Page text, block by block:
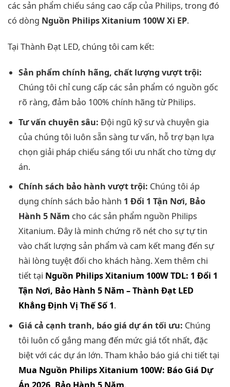
các sản phẩm chiếu sáng cao cấp của Philips, trong đó
có dòng Nguồn Philips Xitanium 100W Xi EP.
Tại Thành Đạt LED, chúng tôi cam kết:
Sản phẩm chính hãng, chất lượng vượt trội:
Chúng tôi chỉ cung cấp các sản phẩm có nguồn gốc
rõ ràng, đảm bảo 100% chính hãng từ Philips.
Tư vấn chuyên sâu: Đội ngũ kỹ sư và chuyên gia
của chúng tôi luôn sẵn sàng tư vấn, hỗ trợ bạn lựa
chọn giải pháp chiếu sáng tối ưu nhất cho từng dự
án.
Chính sách bảo hành vượt trội: Chúng tôi áp
dụng chính sách bảo hành 1 Đổi 1 Tận Nơi, Bảo
Hành 5 Năm cho các sản phẩm nguồn Philips
Xitanium. Đây là minh chứng rõ nét cho sự tự tin
vào chất lượng sản phẩm và cam kết mang đến sự
hài lòng tuyệt đối cho khách hàng. Xem thêm chi
tiết tại Nguồn Philips Xitanium 100W TDL: 1 Đổi 1
Tận Nơi, Bảo Hành 5 Năm – Thành Đạt LED
Khẳng Định Vị Thế Số 1.
Giá cả cạnh tranh, báo giá dự án tối ưu: Chúng
tôi luôn cố gắng mang đến mức giá tốt nhất, đặc
biệt với các dự án lớn. Tham khảo báo giá chi tiết tại
Mua Nguồn Philips Xitanium 100W: Báo Giá Dự